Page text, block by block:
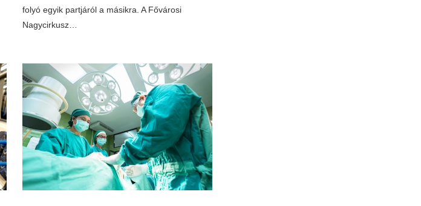
folyó egyik partjáról a másikra. A Fővárosi
Nagycirkusz…